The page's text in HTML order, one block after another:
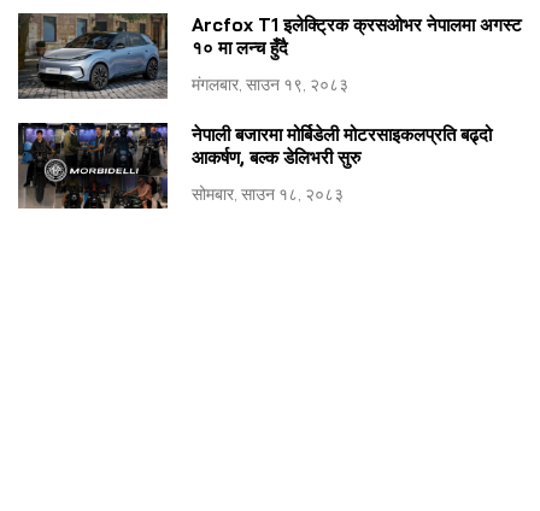
Arcfox T1 इलेक्ट्रिक क्रसओभर नेपालमा अगस्ट
१० मा लन्च हुँदै
मंगलबार, साउन १९, २०८३
नेपाली बजारमा मोर्बिडेली मोटरसाइकलप्रति बढ्दो
आकर्षण, बल्क डेलिभरी सुरु
सोमबार, साउन १८, २०८३